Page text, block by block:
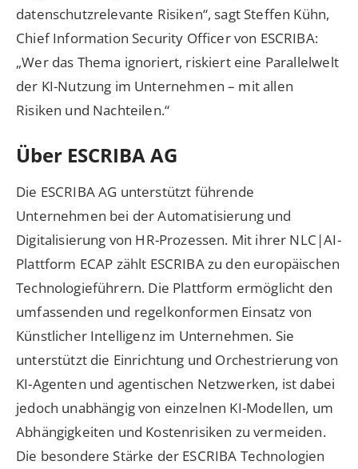
datenschutzrelevante Risiken“, sagt Steffen Kühn,
Chief Information Security Officer von ESCRIBA:
„Wer das Thema ignoriert, riskiert eine Parallelwelt
der KI-Nutzung im Unternehmen – mit allen
Risiken und Nachteilen.“
Über ESCRIBA AG
Die ESCRIBA AG unterstützt führende
Unternehmen bei der Automatisierung und
Digitalisierung von HR-Prozessen. Mit ihrer NLC|AI-
Plattform ECAP zählt ESCRIBA zu den europäischen
Technologieführern. Die Plattform ermöglicht den
umfassenden und regelkonformen Einsatz von
Künstlicher Intelligenz im Unternehmen. Sie
unterstützt die Einrichtung und Orchestrierung von
KI-Agenten und agentischen Netzwerken, ist dabei
jedoch unabhängig von einzelnen KI-Modellen, um
Abhängigkeiten und Kostenrisiken zu vermeiden.
Die besondere Stärke der ESCRIBA Technologien